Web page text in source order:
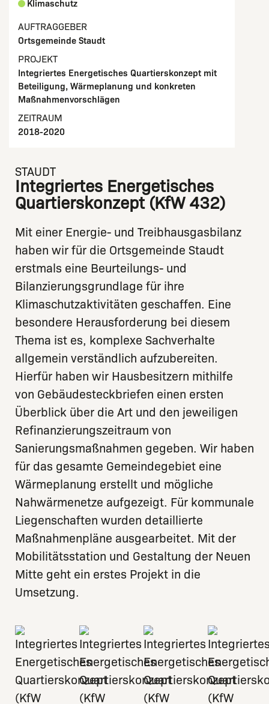
Klimaschutz
AUFTRAGGEBER
Ortsgemeinde Staudt
PROJEKT
Integriertes Energetisches Quartierskonzept mit
Beteiligung, Wärmeplanung und konkreten
Maßnahmenvorschlägen
ZEITRAUM
2018-2020
STAUDT
Integriertes Energetisches
Quartierskonzept (KfW 432)
Mit einer Energie- und Treibhausgasbilanz
haben wir für die Ortsgemeinde Staudt
erstmals eine Beurteilungs- und
Bilanzierungsgrundlage für ihre
Klimaschutzaktivitäten geschaffen. Eine
besondere Herausforderung bei diesem
Thema ist es, komplexe Sachverhalte
allgemein verständlich aufzubereiten.
Hierfür haben wir Hausbesitzern mithilfe
von Gebäudesteckbriefen einen ersten
Überblick über die Art und den jeweiligen
Refinanzierungszeitraum von
Sanierungsmaßnahmen gegeben. Wir haben
für das gesamte Gemeindegebiet eine
Wärmeplanung erstellt und mögliche
Nahwärmenetze aufgezeigt. Für kommunale
Liegenschaften wurden detaillierte
Maßnahmenpläne ausgearbeitet. Mit der
Mobilitätsstation und Gestaltung der Neuen
Mitte geht ein erstes Projekt in die
Umsetzung.